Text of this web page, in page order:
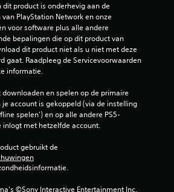
dit product is onderhevig aan de
PlayStation Network en onze
voor software plus alle andere
bepalingen die op dit product van
dit product niet als u niet met deze
gaat. Raadpleeg de Servicevoorwaarden
informatie.
downloaden en spelen op de primaire
je account is gekoppeld (via de instelling
spelen') en op alle andere PS5-
inlogt met hetzelfde account.
gebruikt de
©Sony Interactive Entertainment Inc.